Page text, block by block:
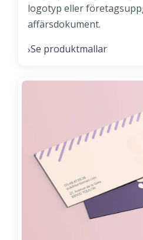
logotyp eller
affärsdokument.
›Se produktmallar